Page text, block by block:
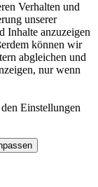
Verhalten und
unserer
Inhalte anzuzeigen
können wir
abgleichen und
nur wenn
Einstellungen